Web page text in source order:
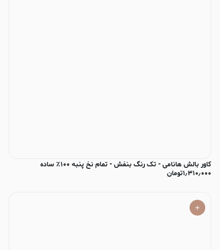
کاور بالش هانامی - تک رنگ بنفش - تمام نخ پنبه ۱۰۰٪ ساده
۱٫۳۱۰٫۰۰۰تومان